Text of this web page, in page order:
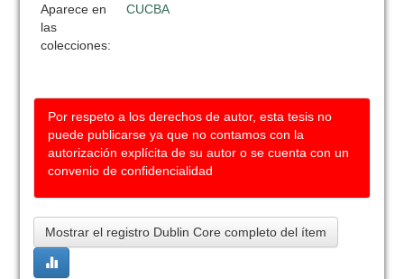
Aparece en
las
colecciones:
CUCBA
Por respeto a los derechos de autor, esta tesis no
puede publicarse ya que no contamos con la
autorización explícita de su autor o se cuenta con un
convenio de confidencialidad
Mostrar el registro Dublin Core completo del ítem